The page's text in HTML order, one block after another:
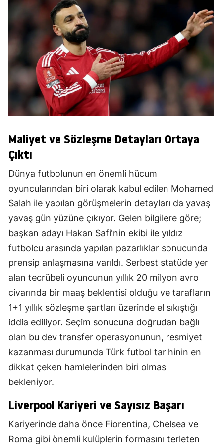
Maliyet ve Sözleşme Detayları Ortaya
Çıktı
Dünya futbolunun en önemli hücum
oyuncularından biri olarak kabul edilen Mohamed
Salah ile yapılan görüşmelerin detayları da yavaş
yavaş gün yüzüne çıkıyor. Gelen bilgilere göre;
başkan adayı Hakan Safi'nin ekibi ile yıldız
futbolcu arasında yapılan pazarlıklar sonucunda
prensip anlaşmasına varıldı. Serbest statüde yer
alan tecrübeli oyuncunun yıllık 20 milyon avro
civarında bir maaş beklentisi olduğu ve tarafların
1+1 yıllık sözleşme şartları üzerinde el sıkıştığı
iddia ediliyor. Seçim sonucuna doğrudan bağlı
olan bu dev transfer operasyonunun, resmiyet
kazanması durumunda Türk futbol tarihinin en
dikkat çeken hamlelerinden biri olması
bekleniyor.
Liverpool Kariyeri ve Sayısız Başarı
Kariyerinde daha önce Fiorentina, Chelsea ve
Roma gibi önemli kulüplerin formasını terleten